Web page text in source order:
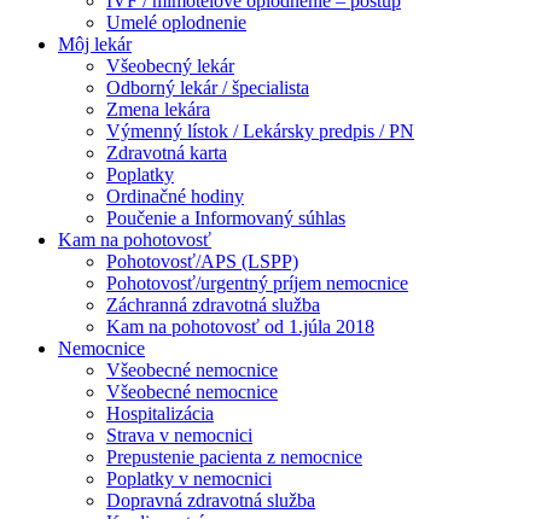
Umelé oplodnenie
Môj lekár
Všeobecný lekár
Odborný lekár / špecialista
Zmena lekára
Výmenný lístok / Lekársky predpis / PN
Zdravotná karta
Poplatky
Ordinačné hodiny
Poučenie a Informovaný súhlas
Kam na pohotovosť
Pohotovosť/APS (LSPP)
Pohotovosť/urgentný príjem nemocnice
Záchranná zdravotná služba
Kam na pohotovosť od 1.júla 2018
Nemocnice
Všeobecné nemocnice
Všeobecné nemocnice
Hospitalizácia
Strava v nemocnici
Prepustenie pacienta z nemocnice
Poplatky v nemocnici
Dopravná zdravotná služba